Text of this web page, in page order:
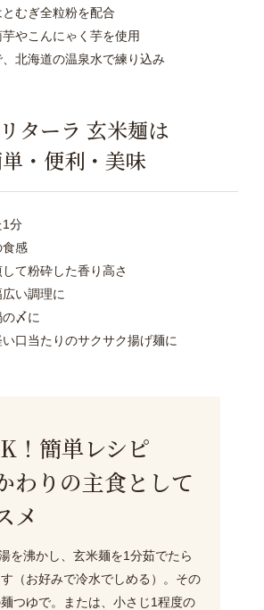
とむぎ全粒粉を配合
芋やこんにゃく芋を使用
、北海道の温泉水で練り込み
ターラ 玄米麺は
・便利・美味
1分
食感
て粉砕した香り高さ
広い調理に
の〆に
い口当たりのサクサク揚げ麺に
！簡単レシピ
わりの主食として
メ
を沸かし、玄米麺を1分茹でたら
（お好みで冷水でしめる）。その
つゆで。または、小さじ1程度の